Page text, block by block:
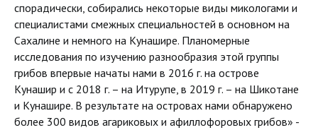
спорадически, собирались некоторые виды микологами и
специалистами смежных специальностей в основном на
Сахалине и немного на Кунашире. Планомерные
исследования по изучению разнообразия этой группы
грибов впервые начаты нами в 2016 г. на острове
Кунашир и с 2018 г. – на Итурупе, в 2019 г. – на Шикотане
и Кунашире. В результате на островах нами обнаружено
более 300 видов агариковых и афиллофоровых грибов» -